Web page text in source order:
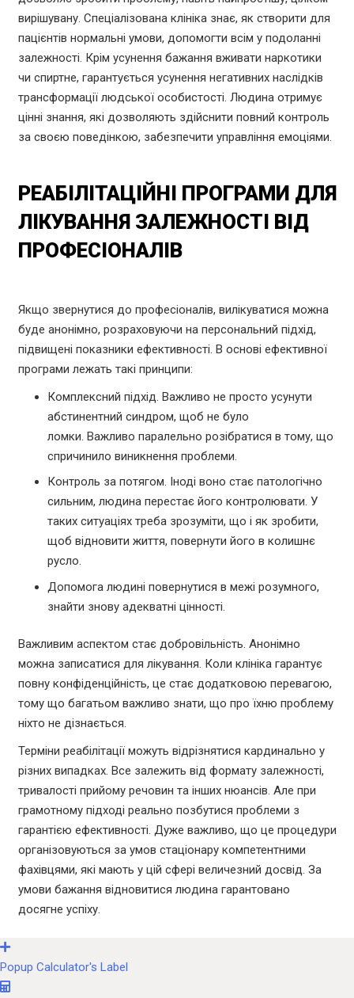
вирішувану. Спеціалізована клініка знає, як створити для
пацієнтів нормальні умови, допомогти всім у подоланні
залежності. Крім усунення бажання вживати наркотики
чи спиртне, гарантується усунення негативних наслідків
трансформації людської особистості. Людина отримує
цінні знання, які дозволяють здійснити повний контроль
за своєю поведінкою, забезпечити управління емоціями.
РЕАБІЛІТАЦІЙНІ ПРОГРАМИ ДЛЯ
ЛІКУВАННЯ ЗАЛЕЖНОСТІ ВІД
ПРОФЕСІОНАЛІВ
Якщо звернутися до професіоналів, вилікуватися можна
буде анонімно, розраховуючи на персональний підхід,
підвищені показники ефективності. В основі ефективної
програми лежать такі принципи:
Комплексний підхід. Важливо не просто усунути
абстинентний синдром, щоб не було
ломки. Важливо паралельно розібратися в тому, що
спричинило виникнення проблеми.
Контроль за потягом. Іноді воно стає патологічно
сильним, людина перестає його контролювати. У
таких ситуаціях треба зрозуміти, що і як зробити,
щоб відновити життя, повернути його в колишнє
русло.
Допомога людині повернутися в межі розумного,
знайти знову адекватні цінності.
Важливим аспектом стає добровільність. Анонімно
можна записатися для лікування. Коли клініка гарантує
повну конфіденційність, це стає додатковою перевагою,
тому що багатьом важливо знати, що про їхню проблему
ніхто не дізнається.
Терміни реабілітації можуть відрізнятися кардинально у
різних випадках. Все залежить від формату залежності,
тривалості прийому речовин та інших нюансів. Але при
грамотному підході реально позбутися проблеми з
гарантією ефективності. Дуже важливо, що це процедури
організовуються за умов стаціонару компетентними
фахівцями, які мають у цій сфері величезний досвід. За
умови бажання відновитися людина гарантовано
досягне успіху.
Popup Calculator's Label